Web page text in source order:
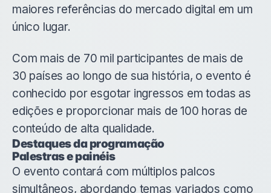
maiores referências do mercado digital em um
único lugar.
Com mais de 70 mil participantes de mais de
30 países ao longo de sua história, o evento é
conhecido por esgotar ingressos em todas as
edições e proporcionar mais de 100 horas de
conteúdo de alta qualidade.
Destaques da programação
Palestras e painéis
O evento contará com múltiplos palcos
simultâneos, abordando temas variados como